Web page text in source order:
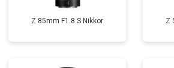
Z 85mm F1.8 S Nikkor Z